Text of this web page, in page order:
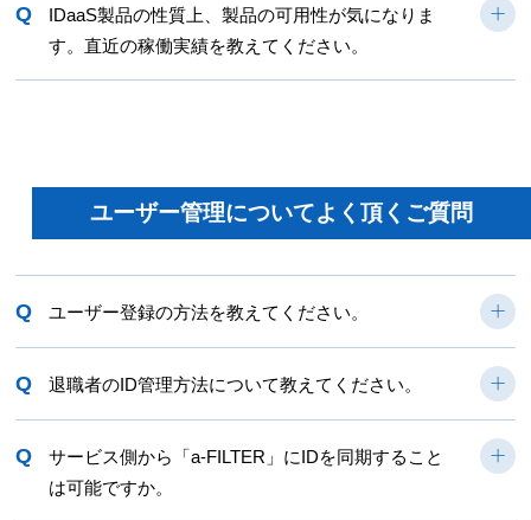
Q
IDaaS製品の性質上、製品の可用性が気になりま
す。直近の稼働実績を教えてください。
ユーザー管理についてよく頂くご質問
Q ユーザー登録の方法を教えてください。
Q 退職者のID管理方法について教えてください。
Q
サービス側から「a-FILTER」にIDを同期すること
は可能ですか。